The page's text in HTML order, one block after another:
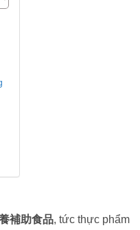
補助食品, tức thực phẩm